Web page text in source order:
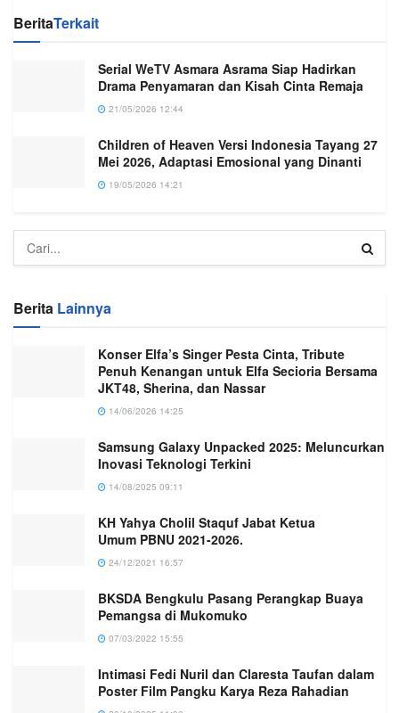
BeritaTerkait
Serial WeTV Asmara Asrama Siap Hadirkan
Drama Penyamaran dan Kisah Cinta Remaja
21/05/2026 12:44
Children of Heaven Versi Indonesia Tayang 27
Mei 2026, Adaptasi Emosional yang Dinanti
19/05/2026 14:21
Berita Lainnya
Konser Elfa’s Singer Pesta Cinta, Tribute
Penuh Kenangan untuk Elfa Secioria Bersama
JKT48, Sherina, dan Nassar
14/06/2026 14:25
Samsung Galaxy Unpacked 2025: Meluncurkan
Inovasi Teknologi Terkini
14/08/2025 09:11
KH Yahya Cholil Staquf Jabat Ketua
Umum PBNU 2021-2026.
24/12/2021 16:57
BKSDA Bengkulu Pasang Perangkap Buaya
Pemangsa di Mukomuko
07/03/2022 15:55
Intimasi Fedi Nuril dan Claresta Taufan dalam
Poster Film Pangku Karya Reza Rahadian